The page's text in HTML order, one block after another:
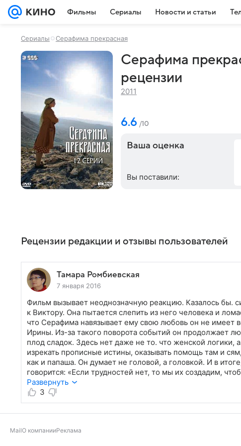
Фильмы Сериалы Новости и статьи
Сериалы Серафима прекрасная
Серафима
рецензии
2011
6.6 /10
Ваша оценка
Вы поставили:
Рецензии редакции и отзывы пользователей
Тамара Ромбиевская
7 января 2016
Фильм вызывает неоднозначную реакцию. Казалось бы.
к Виктору. Она пытается слепить из него человека и
что Серафима навязывает ему свою любовь он не имеет
Ирины. Из-за такого поворота событий он продолжает
плод сладок. Здесь нет даже не то. что женской
изрекать прописные истины, оказывать помощь там и
как и папаша. Он думает не головой, а головкой. И в
говорится: «Если трудностей нет, то мы их создадим,
съемки, но слишком назидательный этот фильм. второй
тоже, ведь ей нужны эти трудности.
Развернуть
3
MailО компанииРеклама